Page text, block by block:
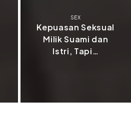
SEX
Kepuasan Seksual
Milik Suami dan
Istri, Tapi…